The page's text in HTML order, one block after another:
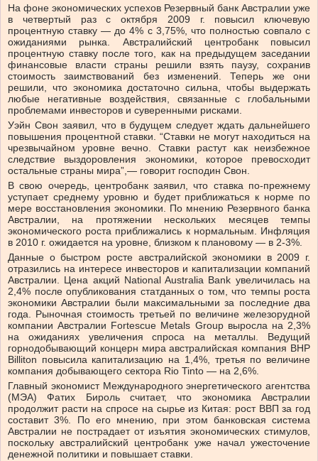
На фоне экономических успехов Резервный банк Австралии уже
в четвертый раз с октября 2009 г. повысил ключевую
процентную ставку — до 4% с 3,75%, что полностью совпало с
ожиданиями рынка. Австралийский центробанк повысил
процентную ставку после того, как на предыдущем заседании
финансовые власти страны решили взять паузу, сохранив
стоимость заимствований без изменений. Теперь же они
решили, что экономика достаточно сильна, чтобы выдержать
любые негативные воздействия, связанные с глобальными
проблемами инвесторов и суверенными рисками.
Уэйн Свон заявил, что в будущем следует ждать дальнейшего
повышения процентной ставки. “Ставки не могут находиться на
чрезвычайном уровне вечно. Ставки растут как неизбежное
следствие выздоровления экономики, которое превосходит
остальные страны мира”,— говорит господин Свон.
В свою очередь, центробанк заявил, что ставка по-прежнему
уступает среднему уровню и будет приближаться к норме по
мере восстановления экономики. По мнению Резервного банка
Австралии, на протяжении нескольких месяцев темпы
экономического роста приближались к нормальным. Инфляция
в 2010 г. ожидается на уровне, близком к плановому — в 2-3%.
Данные о быстром росте австралийской экономики в 2009 г.
отразились на интересе инвесторов и капитализации компаний
Австралии. Цена акций National Australia Bank увеличилась на
2,4% после опубликования статданных о том, что темпы роста
экономики Австралии были максимальными за последние два
года. Рыночная стоимость третьей по величине железорудной
компании Австралии Fortescue Metals Group выросла на 2,3%
на ожиданиях увеличения спроса на металлы. Ведущий
горнодобывающий концерн мира австралийская компания BHP
Billiton повысила капитализацию на 1,4%, третья по величине
компания добывающего сектора Rio Tinto — на 2,6%.
Главный экономист Международного энергетического агентства
(МЭА) Фатих Бироль считает, что экономика Австралии
продолжит расти на спросе на сырье из Китая: рост ВВП за год
составит 3%. По его мнению, при этом банковская система
Австралии не пострадает от изъятия экономических стимулов,
поскольку австралийский центробанк уже начал ужесточение
денежной политики и повышает ставки.